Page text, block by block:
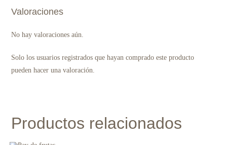
Valoraciones
No hay valoraciones aún.
Solo los usuarios registrados que hayan comprado este producto
pueden hacer una valoración.
Productos relacionados